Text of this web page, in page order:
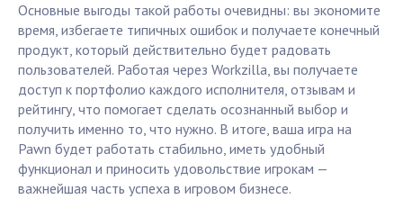
Основные выгоды такой работы очевидны: вы экономите
время, избегаете типичных ошибок и получаете конечный
продукт, который действительно будет радовать
пользователей. Работая через Workzilla, вы получаете
доступ к портфолио каждого исполнителя, отзывам и
рейтингу, что помогает сделать осознанный выбор и
получить именно то, что нужно. В итоге, ваша игра на
Pawn будет работать стабильно, иметь удобный
функционал и приносить удовольствие игрокам —
важнейшая часть успеха в игровом бизнесе.